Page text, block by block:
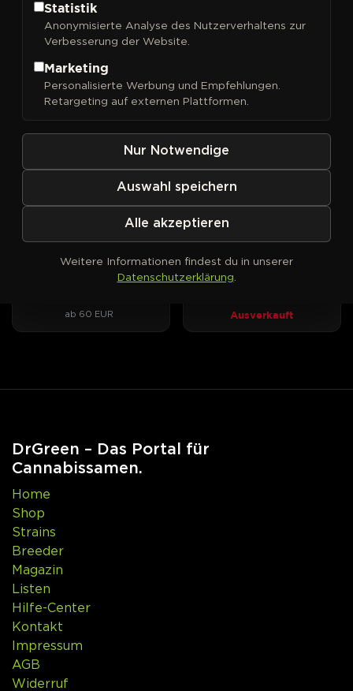
Sortieren nach
DNA Genetics
24K Gold
Mandarinenduft, drei
Phänotypen zur Wahl.
DNA Genetics
3Peat
Gewinner, ein DNA-Original.
Ausverkauft
Bakers Delight
Cookies trifft Sorbet – süßes
Aroma mit klarem Fokus.
ab 60 EUR
Bakers Delight Auto
Sorbet-Aroma und Cookie-
Optik im Autoflower-Format
Ausverkauft
DrGreen – Das Portal für
Cannabissamen.
Home
Shop
Strains
Breeder
Magazin
Listen
Hilfe-Center
Kontakt
Impressum
AGB
Widerruf
Statistik
Anonymisierte Analyse des Nutzerverhaltens zur
Verbesserung der Website.
Marketing
Personalisierte Werbung und Empfehlungen.
Retargeting auf externen Plattformen.
Nur Notwendige
Auswahl speichern
Alle akzeptieren
Weitere Informationen findest du in unserer
Datenschutzerklärung